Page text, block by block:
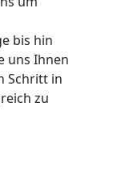
bis hin
uns Ihnen
Schritt in
zu